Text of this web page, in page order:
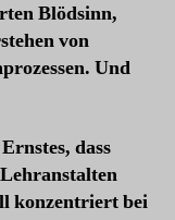
Blödsinn,
von
Und
dass
konzentriert bei